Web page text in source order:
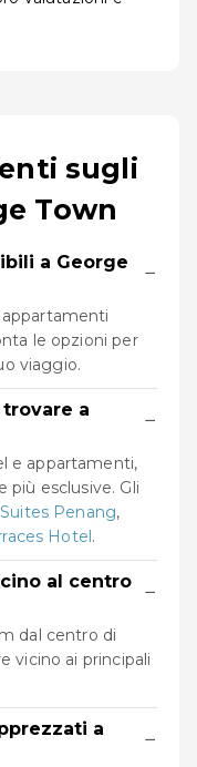
sugli
Town
a George
−
le opzioni per
viaggio.
a
−
e appartamenti,
più esclusive. Gli
Penang,
Hotel.
al centro
−
dal centro di
vicino ai principali
a
−